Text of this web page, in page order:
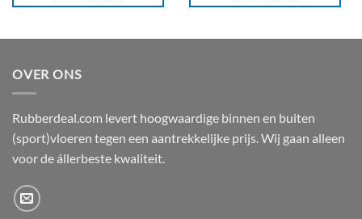
OVER ONS
Rubberdeal.com levert hoogwaardige binnen en buiten
(sport)vloeren tegen een aantrekkelijke prijs. Wij gaan alleen
voor de állerbeste kwaliteit.